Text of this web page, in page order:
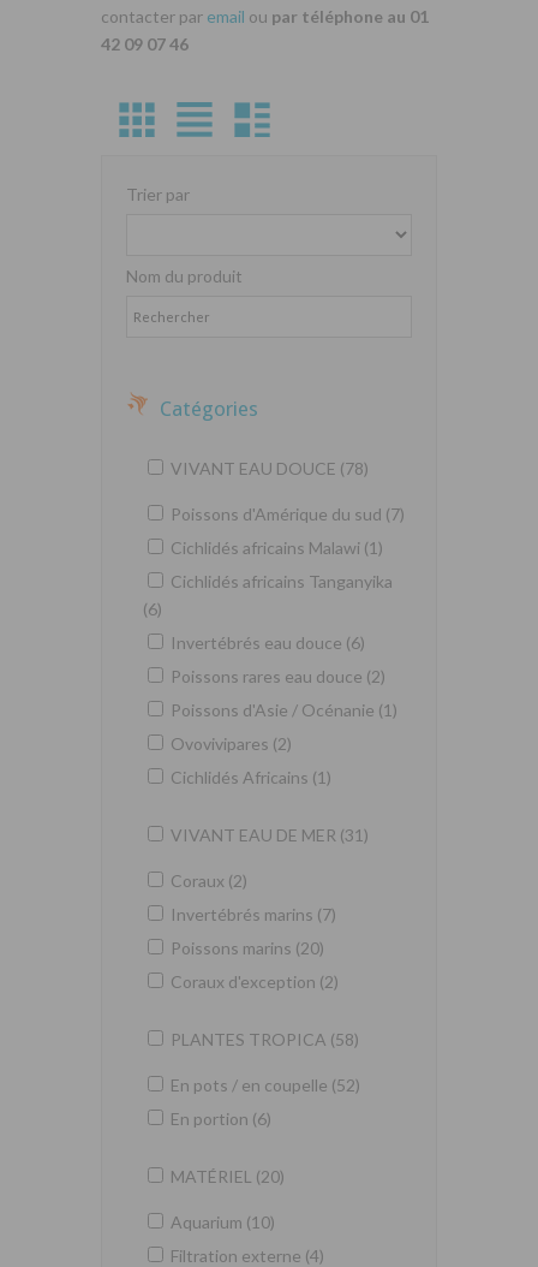
contacter par email ou par téléphone au 01
42 09 07 46
Trier par
Nom du produit
Catégories
VIVANT EAU DOUCE (78)
Poissons d'Amérique du sud (7)
Cichlidés africains Malawi (1)
Cichlidés africains Tanganyika
(6)
Invertébrés eau douce (6)
Poissons rares eau douce (2)
Poissons d'Asie / Océnanie (1)
Ovovivipares (2)
Cichlidés Africains (1)
VIVANT EAU DE MER (31)
Coraux (2)
Invertébrés marins (7)
Poissons marins (20)
Coraux d'exception (2)
PLANTES TROPICA (58)
En pots / en coupelle (52)
En portion (6)
MATÉRIEL (20)
Aquarium (10)
Filtration externe (4)